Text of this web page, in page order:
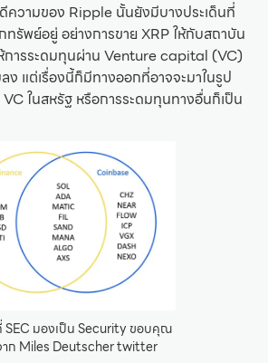
ความของ Ripple นั้นยังมีบางประเด็นที่
ทรัพย์อยู่ อย่างการขาย XRP ให้กับสถาบัน
การระดมทุนผ่าน Venture capital (VC)
แต่เรื่องนี้ก็มีทางออกที่อาจจะมาในรูป
ในสหรัฐ หรือการระดมทุนทางอื่นก็เป็น
SEC มองเป็น Security ขอบคุณ
ก Miles Deutscher twitter